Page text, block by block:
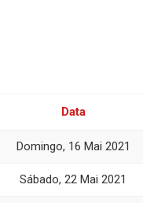
Data
Domingo, 16 Mai 2021
Sábado, 22 Mai 2021